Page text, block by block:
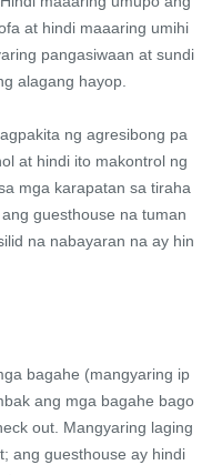
at hindi maaaring umihi
pangasiwaan at sundi
alagang hayop.
ng agresibong pa
at hindi ito makontrol ng
mga karapatan sa tiraha
guesthouse na tuman
na nabayaran na ay hin
bagahe (mangyaring ip
ang mga bagahe bago
out. Mangyaring laging
ang guesthouse ay hindi